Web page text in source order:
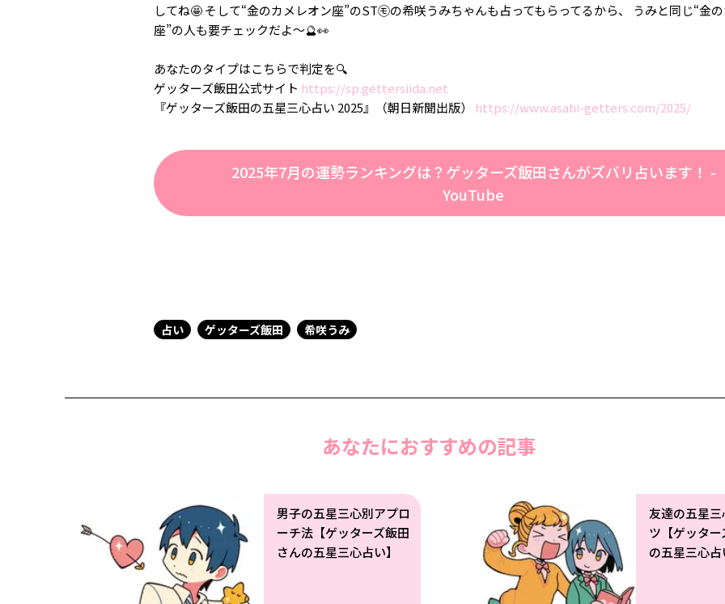
してね🤩 そして“金のカメレオン座”のST㋲の希咲うみちゃんも占ってもらってるから、 うみと同じ“金
座”の人も要チェックだよ〜🔮👀
あなたのタイプはこちらで判定を🔍
ゲッターズ飯田公式サイト https://sp.gettersiida.net
『ゲッターズ飯田の五星三心占い 2025』（朝日新聞出版） https://www.asahi-getters.com/2025/
2025年7月の運勢ランキングは？ゲッターズ飯田さんがズバリ占います！ -
YouTube
占い ゲッターズ飯田 希咲うみ
あなたにおすすめの記事
男子の五星三心別アプロ
ーチ法【ゲッターズ飯田
さんの五星三心占い】
友達の五星
ツ【ゲッタ
の五星三心占